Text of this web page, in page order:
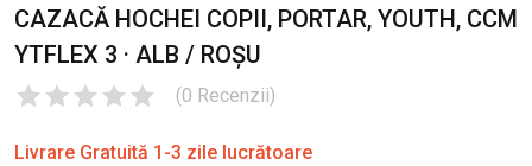
CAZACĂ HOCHEI COPII, PORTAR, YOUTH, CCM
YTFLEX 3 · ALB / ROȘU
(0 Recenzii)
Livrare Gratuită 1-3 zile lucrătoare